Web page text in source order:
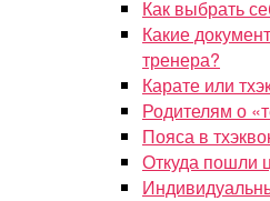
Как выбрать
Какие
тренера?
Карате или
Родителям о
Пояса в
Откуда пошли